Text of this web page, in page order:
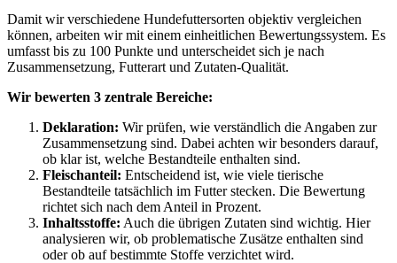
Damit wir verschiedene Hundefuttersorten objektiv vergleichen
können, arbeiten wir mit einem einheitlichen Bewertungssystem. Es
umfasst bis zu 100 Punkte und unterscheidet sich je nach
Zusammensetzung, Futterart und Zutaten-Qualität.
Wir bewerten 3 zentrale Bereiche:
Deklaration: Wir prüfen, wie verständlich die Angaben zur
Zusammensetzung sind. Dabei achten wir besonders darauf,
ob klar ist, welche Bestandteile enthalten sind.
Fleischanteil: Entscheidend ist, wie viele tierische
Bestandteile tatsächlich im Futter stecken. Die Bewertung
richtet sich nach dem Anteil in Prozent.
Inhaltsstoffe: Auch die übrigen Zutaten sind wichtig. Hier
analysieren wir, ob problematische Zusätze enthalten sind
oder ob auf bestimmte Stoffe verzichtet wird.